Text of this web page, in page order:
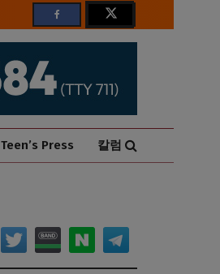
Teen’s Press 칼럼